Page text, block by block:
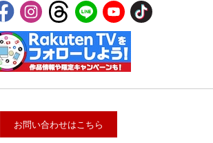
お問い合わせはこちら